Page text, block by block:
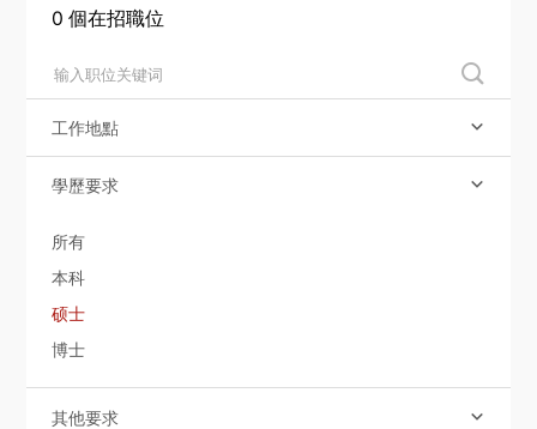
爲什麽選擇渝太
新聞中心
投資者關係
社會責任
關於渝太
合作商平臺
0 個在招職位

工作地點 
學歷要求 
所有
本科
硕士
博士
其他要求 